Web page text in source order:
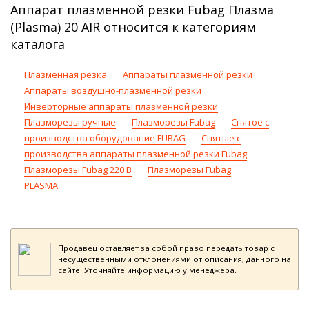
Аппарат плазменной резки Fubag Плазма
(Plasma) 20 AIR относится к категориям
каталога
Плазменная резка
Аппараты плазменной резки
Аппараты воздушно-плазменной резки
Инверторные аппараты плазменной резки
Плазморезы ручные
Плазморезы Fubag
Снятое с
производства оборудование FUBAG
Снятые с
производства аппараты плазменной резки Fubag
Плазморезы Fubag 220 В
Плазморезы Fubag
PLASMA
Продавец оставляет за собой право передать товар с
несущественными отклонениями от описания, данного на
сайте. Уточняйте информацию у менеджера.